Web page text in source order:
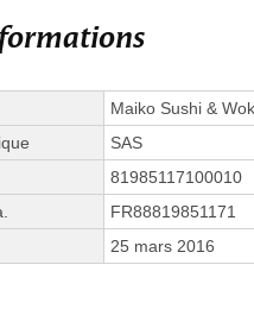
Maiko Sushi & Wok
SAS
81985117100010
FR88819851171
25 mars 2016